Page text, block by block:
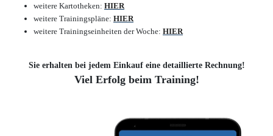
weitere Kartotheken: HIER
weitere Trainingspläne: HIER
weitere Trainingseinheiten der Woche: HIER
Sie erhalten bei jedem Einkauf eine detaillierte Rechnung!
Viel Erfolg beim Training!